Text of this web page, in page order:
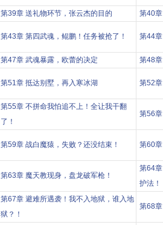
第39章 送礼物环节，张云杰的目的
第40
第43章 第四武魂，鲲鹏！任务被抢了！ 第44
第47章 武魂暴露，欧蕾的决定
第48
第51章 抵达别墅，再入寒冰湖 第52
第55章 不拼命我怕追不上！全让我干翻
了！
第56
第59章 战白魔猿，失败？还没结束！ 第60
第63章 魔天教现身，盘龙破军枪！
第64
护法！
第67章 避难所遇袭！我不入地狱，谁入地
狱？！
第68